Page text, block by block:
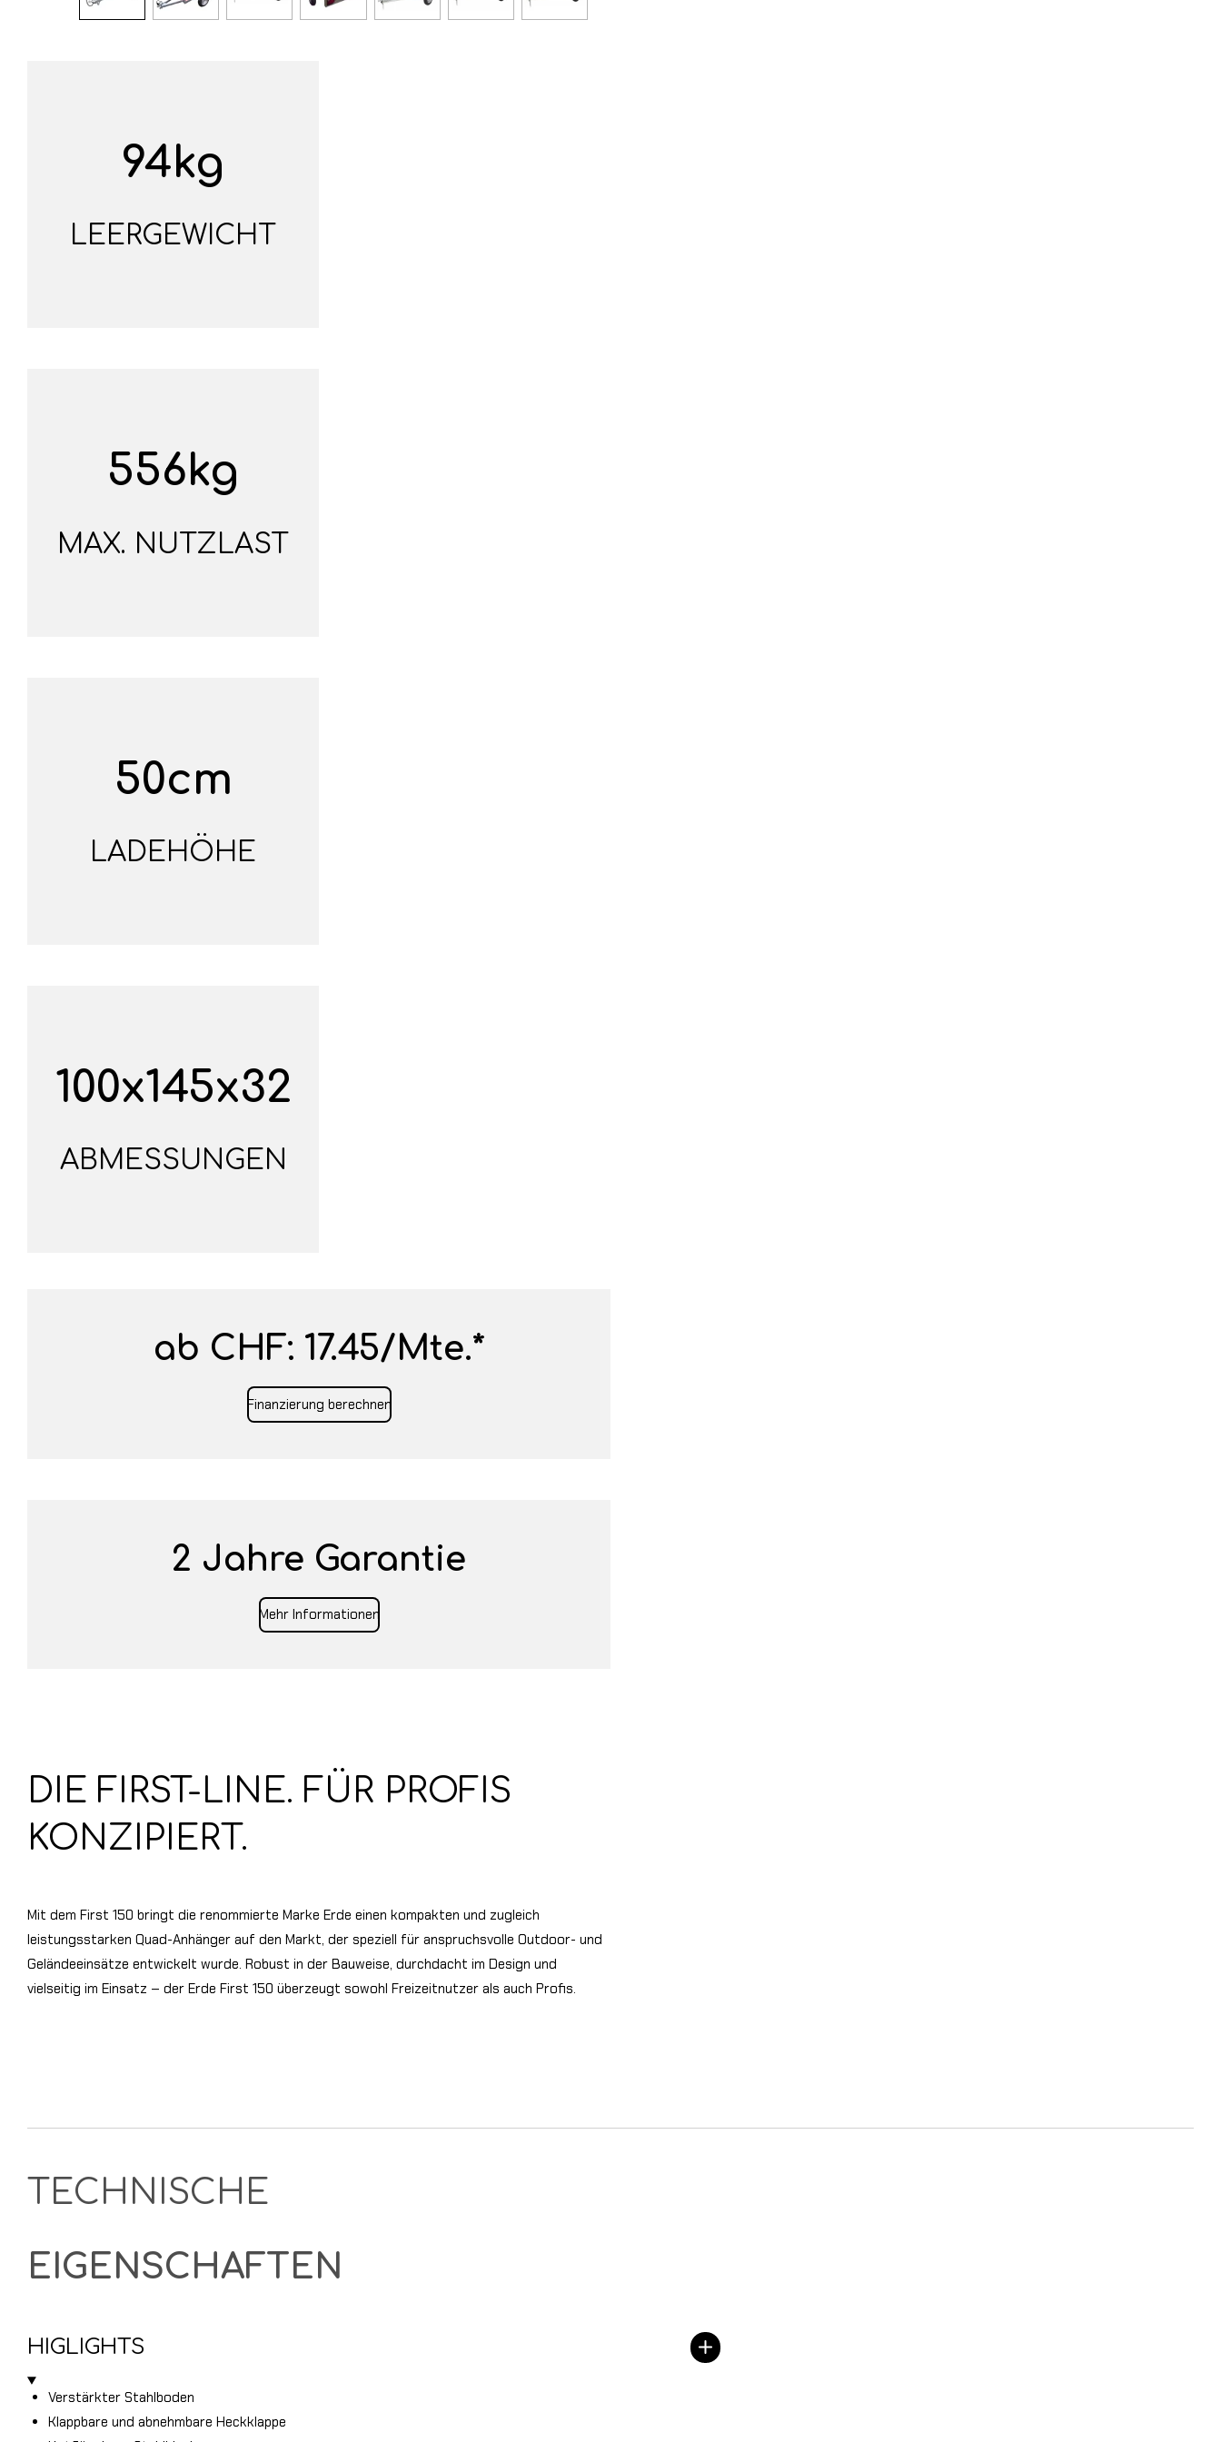
94kg
LEERGEWICHT
556kg
MAX. NUTZLAST
50cm
LADEHÖHE
100x145x32
ABMESSUNGEN
ab CHF: 17.45/Mte.*
Finanzierung berechnen
2 Jahre Garantie
Mehr Informationen
DIE FIRST-LINE. FÜR PROFIS
KONZIPIERT.
Mit dem First 150 bringt die renommierte Marke Erde einen kompakten und zugleich
leistungsstarken Quad-Anhänger auf den Markt, der speziell für anspruchsvolle Outdoor- und
Geländeeinsätze entwickelt wurde. Robust in der Bauweise, durchdacht im Design und
vielseitig im Einsatz – der Erde First 150 überzeugt sowohl Freizeitnutzer als auch Profis.
TECHNISCHE
EIGENSCHAFTEN
HIGLIGHTS
Verstärkter Stahlboden
Klappbare und abnehmbare Heckklappe